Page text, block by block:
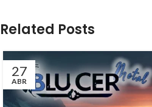
Related Posts
27
ABR